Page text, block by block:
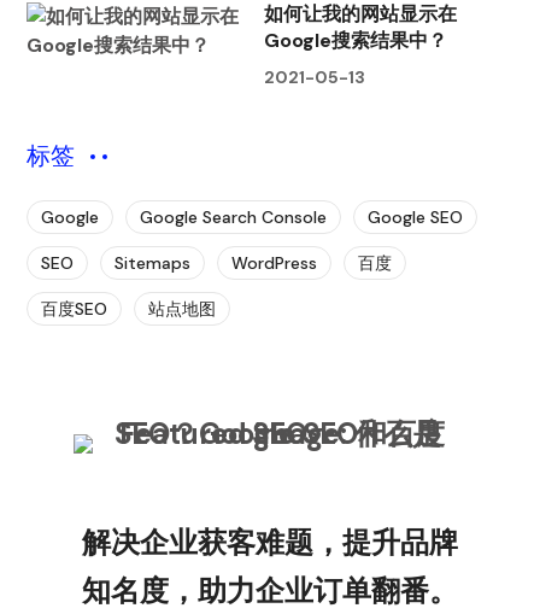
如何让我的网站显示在
Google搜索结果中？
2021-05-13
标签
Google Google Search Console Google SEO
SEO Sitemaps WordPress 百度
百度SEO 站点地图
解决企业获客难题，提升品牌
知名度，助力企业订单翻番。